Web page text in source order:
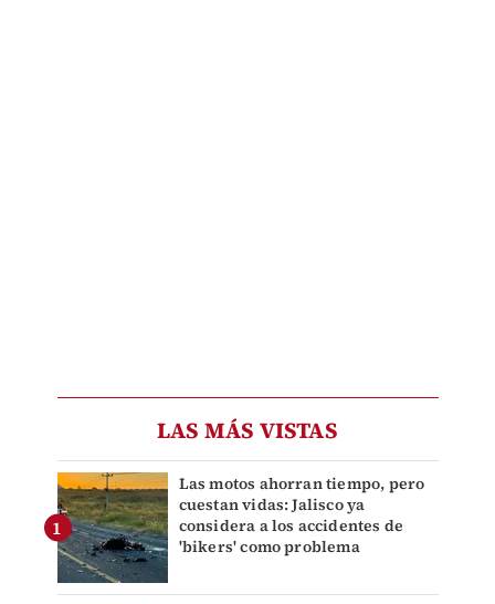
LAS MÁS VISTAS
Las motos ahorran tiempo, pero
cuestan vidas: Jalisco ya
considera a los accidentes de
'bikers' como problema